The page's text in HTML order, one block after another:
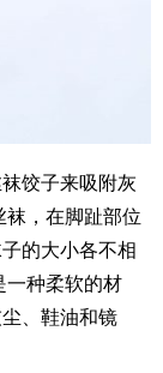
饺子来吸附灰
，在脚趾部位
的大小各不相
一种柔软的材
、鞋油和镜